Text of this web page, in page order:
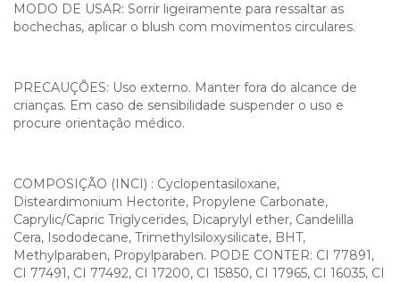
MODO DE USAR: Sorrir ligeiramente para ressaltar as
bochechas, aplicar o blush com movimentos circulares.
PRECAUÇÕES: Uso externo. Manter fora do alcance de
crianças. Em caso de sensibilidade suspender o uso e
procure orientação médico.
COMPOSIÇÃO (INCI) : Cyclopentasiloxane,
Disteardimonium Hectorite, Propylene Carbonate,
Caprylic/Capric Triglycerides, Dicaprylyl ether, Candelilla
Cera, Isododecane, Trimethylsiloxysilicate, BHT,
Methylparaben, Propylparaben. PODE CONTER: CI 77891,
CI 77491, CI 77492, CI 17200, CI 15850, CI 17965, CI 16035, CI